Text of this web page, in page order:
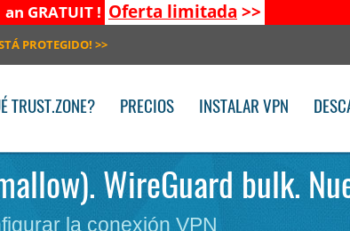
GRATUIT ! Oferta limitada >>
PROTEGIDO! >>
TRUST.ZONE? PRECIOS INSTALAR VPN
WireGuard bulk.
la conexión VPN